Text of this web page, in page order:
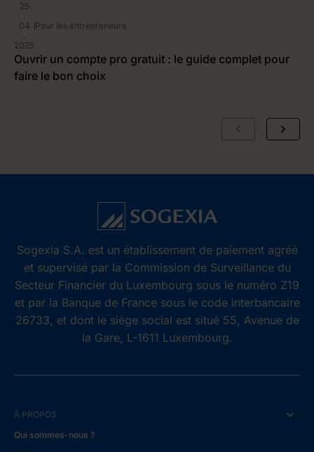
25
.
04
.
2025
Pour les entrepreneurs
Ouvrir un compte pro gratuit : le guide complet pour
faire le bon choix
Sogexia S.A. est un établissement de paiement agréé
et supervisé par la Commission de Surveillance du
Secteur Financier du Luxembourg sous le numéro Z19
et par la Banque de France sous le code interbancaire
26733, et dont le siège social est situé 55, Avenue de
la Gare, L-1611 Luxembourg.
À PROPOS
Qui sommes-nous ?